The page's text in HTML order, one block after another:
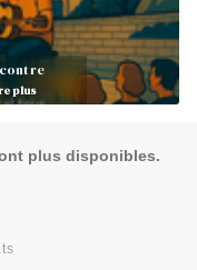
plus
plus disponibles.